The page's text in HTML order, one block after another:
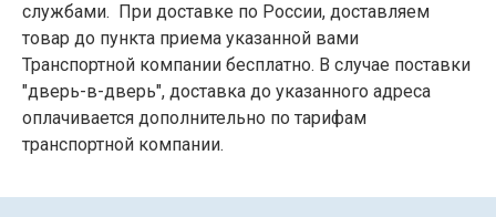
службами. При доставке по России, доставляем
товар до пункта приема указанной вами
Транспортной компании бесплатно. В случае поставки
"дверь-в-дверь", доставка до указанного адреса
оплачивается дополнительно по тарифам
транспортной компании.